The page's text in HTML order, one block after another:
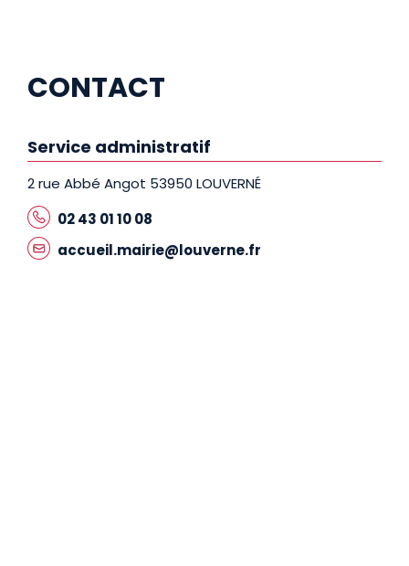
CONTACT
Service administratif
2 rue Abbé Angot 53950 LOUVERNÉ
02 43 01 10 08
accueil.mairie@louverne.fr